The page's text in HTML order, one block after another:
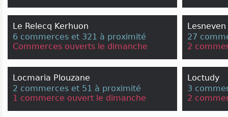
Le Relecq Kerhuon
6 commerces et 321 à proximité
Commerces ouverts le dimanche
Lesneven
27
2
Locmaria Plouzane
2 commerces et 51 à proximité
1 commerce ouvert le dimanche
Loctudy
3
2